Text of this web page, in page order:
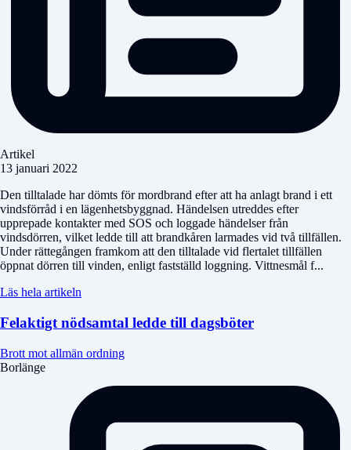
Artikel
13 januari 2022
Den tilltalade har dömts för mordbrand efter att ha anlagt brand i ett
vindsförråd i en lägenhetsbyggnad. Händelsen utreddes efter
upprepade kontakter med SOS och loggade händelser från
vindsdörren, vilket ledde till att brandkåren larmades vid två tillfällen.
Under rättegången framkom att den tilltalade vid flertalet tillfällen
öppnat dörren till vinden, enligt fastställd loggning. Vittnesmål f...
Läs hela artikeln
Felaktigt nödsamtal ledde till dagsböter
Brott mot allmän ordning
Borlänge